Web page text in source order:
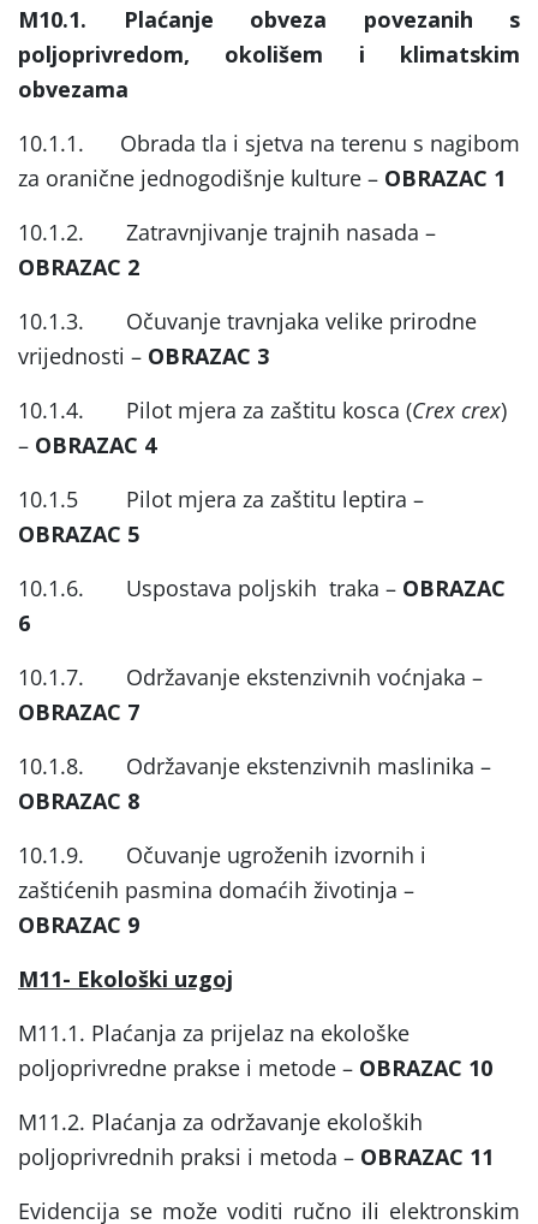
M10.1. Plaćanje obveza povezanih s
poljoprivredom, okolišem i klimatskim
obvezama
10.1.1. Obrada tla i sjetva na terenu s nagibom
za oranične jednogodišnje kulture – OBRAZAC 1
10.1.2. Zatravnjivanje trajnih nasada –
OBRAZAC 2
10.1.3. Očuvanje travnjaka velike prirodne
vrijednosti – OBRAZAC 3
10.1.4. Pilot mjera za zaštitu kosca (Crex crex)
– OBRAZAC 4
10.1.5 Pilot mjera za zaštitu leptira –
OBRAZAC 5
10.1.6. Uspostava poljskih traka – OBRAZAC
6
10.1.7. Održavanje ekstenzivnih voćnjaka –
OBRAZAC 7
10.1.8. Održavanje ekstenzivnih maslinika –
OBRAZAC 8
10.1.9. Očuvanje ugroženih izvornih i
zaštićenih pasmina domaćih životinja –
OBRAZAC 9
M11- Ekološki uzgoj
M11.1. Plaćanja za prijelaz na ekološke
poljoprivredne prakse i metode – OBRAZAC 10
M11.2. Plaćanja za održavanje ekoloških
poljoprivrednih praksi i metoda – OBRAZAC 11
Evidencija se može voditi ručno ili elektronskim